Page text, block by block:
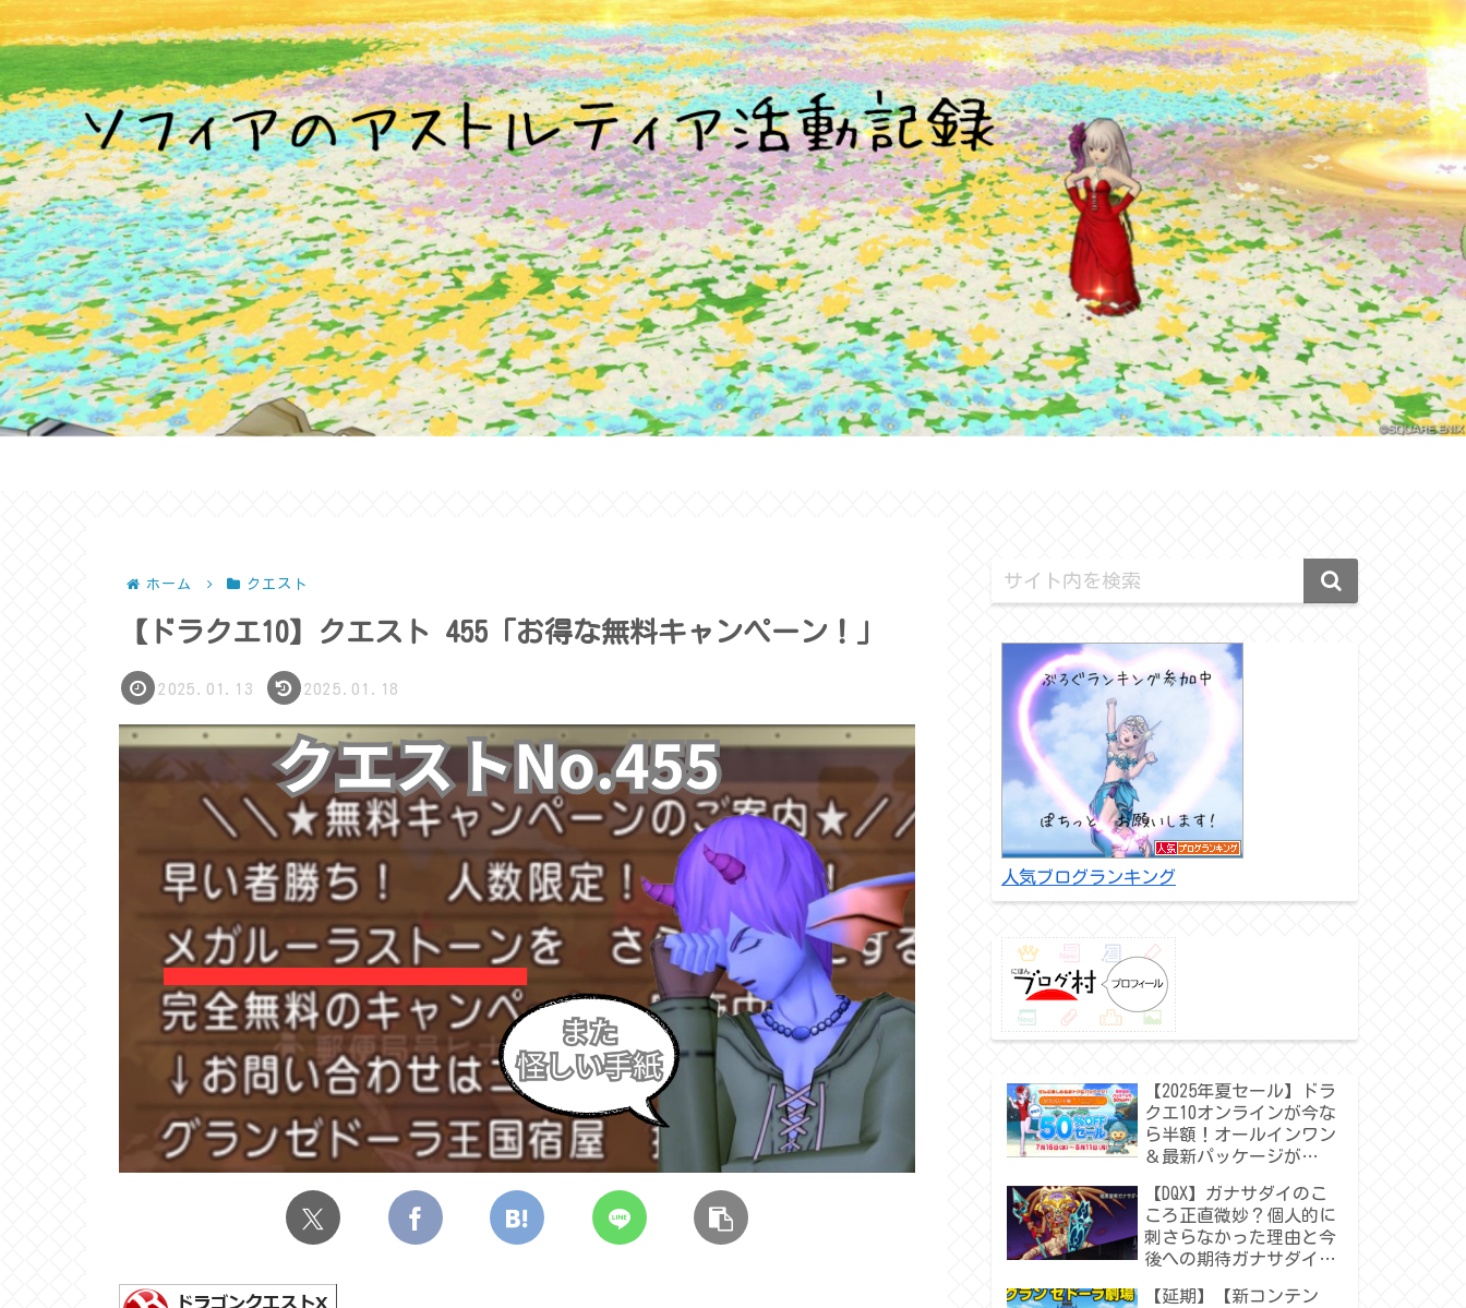
ホーム クエスト
【ドラクエ10】クエスト 455「お得な無料キャンペーン！」
2025.01.13 2025.01.18
人気ブログランキング
【2025年夏セール】ドラ
クエ10オンラインが今な
ら半額！オールインワン
＆最新パッケージが
【DQX】ガナサダイのこ
ころ正直微妙？個人的に
刺さらなかった理由と今
後への期待ガナサダイの
【延期】【新コンテン